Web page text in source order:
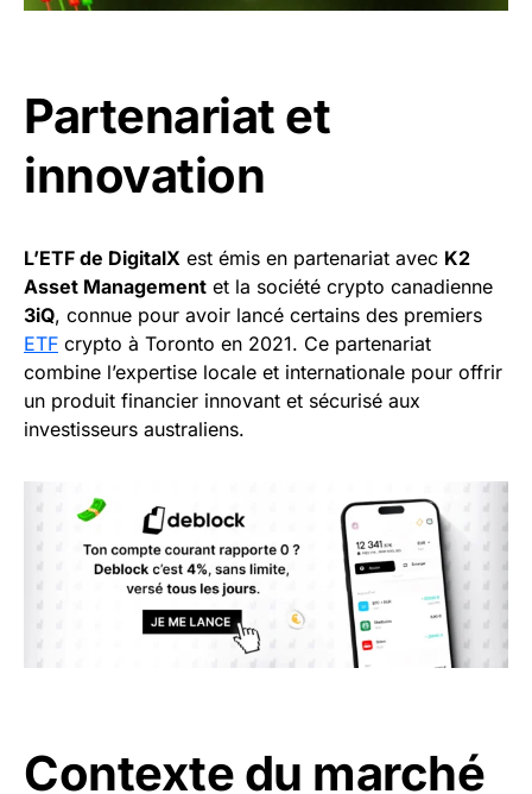
Partenariat et
innovation
L’ETF de DigitalX est émis en partenariat avec K2
Asset Management et la société crypto canadienne
3iQ, connue pour avoir lancé certains des premiers
ETF crypto à Toronto en 2021. Ce partenariat
combine l’expertise locale et internationale pour offrir
un produit financier innovant et sécurisé aux
investisseurs australiens.
Contexte du marché